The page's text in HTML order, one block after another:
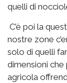
quelli di
C’è poi la
nostre zone
solo di quelli
dimensioni che
agricola